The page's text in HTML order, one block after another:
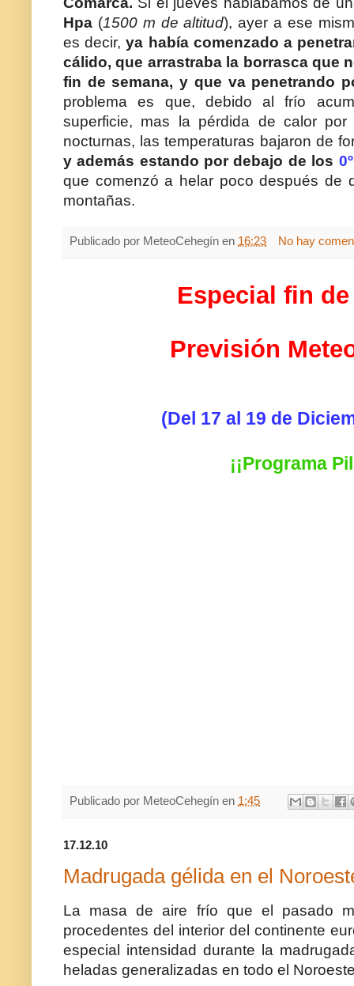
Hpa (1500 m de altitud), ayer a ese
es decir,ya había comenzado a
cálido, que arrastraba la borrasca que
fin de semana, y que va penetrando
problema es que, debido al frío
superficie, mas la pérdida de calor por
nocturnas, las temperaturas bajaron de
y además estando por debajo de los
que comenzó a helar poco después de
montañas.
Publicado por MeteoCehegín en 16:23 No hay
Especial fin
.
Previsión
.
.
(Del 17 al 19 de
.
¡¡Programa
.
.
Publicado por MeteoCehegín en 1:45
17.12.10
Madrugada gélida en el
La masa de aire frío que el pasado
procedentes del interior del continente
especial intensidad durante la
heladas generalizadas en todo el